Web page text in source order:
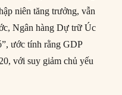
niên tăng trưởng, vẫn
Ngân hàng Dự trữ Úc
ước tính rằng GDP
với suy giảm chủ yếu